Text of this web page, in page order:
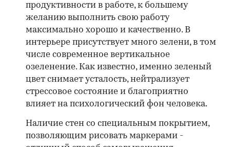
продуктивности в работе, к большему
желанию выполнить свою работу
максимально хорошо и качественно. В
интерьере присутствует много зелени, в том
числе современное вертикальное
озеленение. Как известно, именно зеленый
цвет снимает усталость, нейтрализует
стрессовое состояние и благоприятно
влияет на психологический фон человека.
Наличие стен со специальным покрытием,
позволяющим рисовать маркерами -